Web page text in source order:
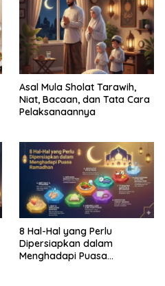
Asal Mula Sholat Tarawih,
Niat, Bacaan, dan Tata Cara
Pelaksanaannya
8 Hal-Hal yang Perlu
Dipersiapkan dalam
Menghadapi Puasa